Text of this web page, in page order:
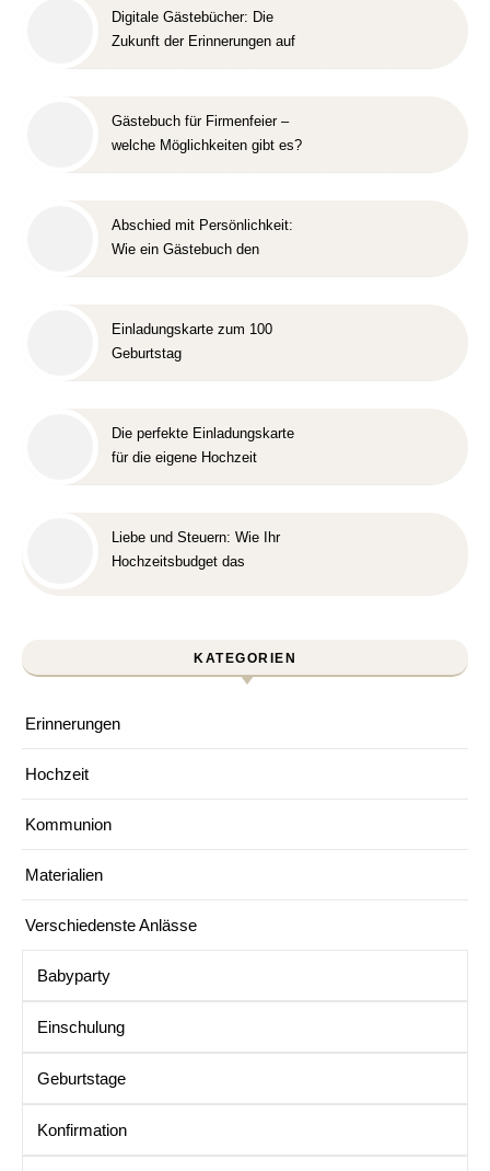
Digitale Gästebücher: Die
Zukunft der Erinnerungen auf
Gästebuch für Firmenfeier –
welche Möglichkeiten gibt es?
Abschied mit Persönlichkeit:
Wie ein Gästebuch den
Einladungskarte zum 100
Geburtstag
Die perfekte Einladungskarte
für die eigene Hochzeit
Liebe und Steuern: Wie Ihr
Hochzeitsbudget das
KATEGORIEN
Erinnerungen
Hochzeit
Kommunion
Materialien
Verschiedenste Anlässe
Babyparty
Einschulung
Geburtstage
Konfirmation